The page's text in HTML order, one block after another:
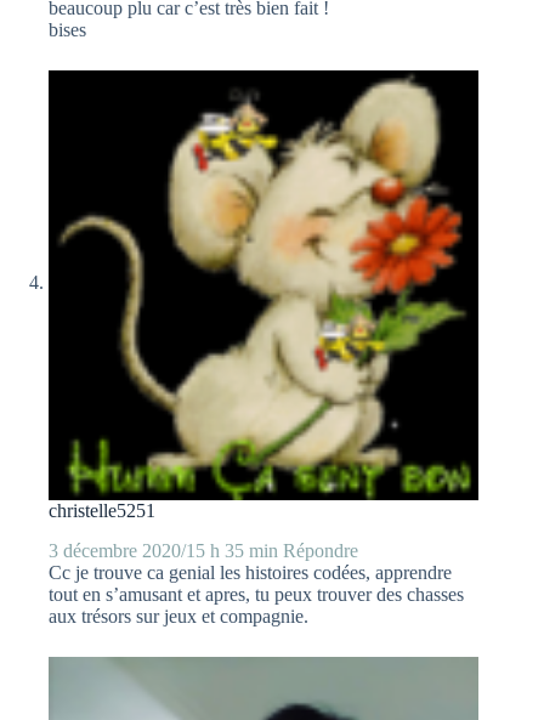
beaucoup plu car c’est très bien fait !
bises
christelle5251
3 décembre 2020/15 h 35 min Répondre
Cc je trouve ca genial les histoires codées, apprendre
tout en s’amusant et apres, tu peux trouver des chasses
aux trésors sur jeux et compagnie.